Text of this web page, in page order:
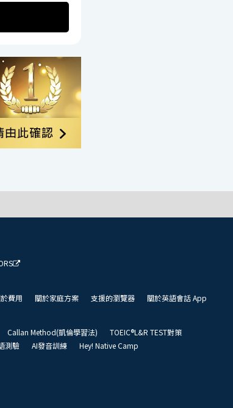
費用 關於家庭方案 支援的瀏覽器 關於英語會話 App
Callan Method(凱倫學習法)
TOEIC®L&R TEST對策
測驗 AI發音訓練 Hey! Native Camp